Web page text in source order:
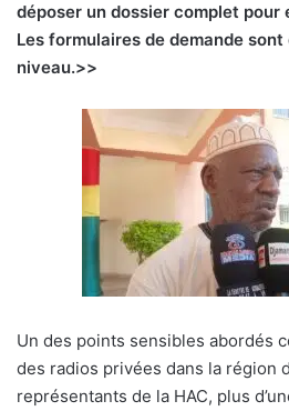
déposer un dossier complet pour
Les formulaires de demande
niveau.>>
Un des points sensibles abordés
des radios privées dans la région
représentants de la HAC, plus